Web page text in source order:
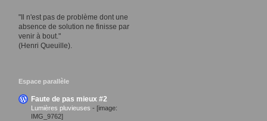
"Il n'est pas de problème dont une
absence de solution ne finisse par
venir à bout."
(Henri Queuille).
Espace parallèle
Faute de pas mieux #2
Lumières pluvieuses - [image:
IMG_9762]